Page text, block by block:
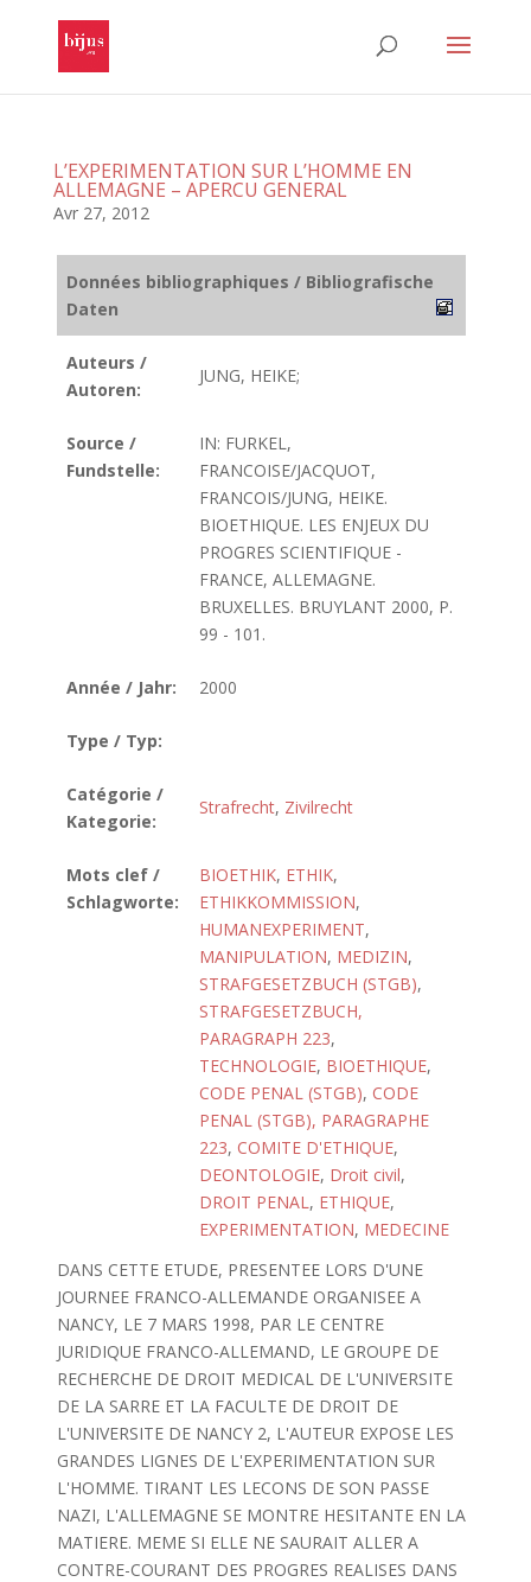
L’EXPERIMENTATION SUR L’HOMME EN
ALLEMAGNE – APERCU GENERAL
Avr 27, 2012
Données bibliographiques / Bibliografische
Daten
Auteurs /
Autoren:
JUNG, HEIKE;
Source /
Fundstelle:
IN: FURKEL,
FRANCOISE/JACQUOT,
FRANCOIS/JUNG, HEIKE.
BIOETHIQUE. LES ENJEUX DU
PROGRES SCIENTIFIQUE -
FRANCE, ALLEMAGNE.
BRUXELLES. BRUYLANT 2000, P.
99 - 101.
Année / Jahr: 2000
Type / Typ:
Catégorie /
Kategorie:
Strafrecht, Zivilrecht
Mots clef /
Schlagworte:
BIOETHIK, ETHIK,
ETHIKKOMMISSION,
HUMANEXPERIMENT,
MANIPULATION, MEDIZIN,
STRAFGESETZBUCH (STGB),
STRAFGESETZBUCH,
PARAGRAPH 223,
TECHNOLOGIE, BIOETHIQUE,
CODE PENAL (STGB), CODE
PENAL (STGB), PARAGRAPHE
223, COMITE D'ETHIQUE,
DEONTOLOGIE, Droit civil,
DROIT PENAL, ETHIQUE,
EXPERIMENTATION, MEDECINE
DANS CETTE ETUDE, PRESENTEE LORS D'UNE
JOURNEE FRANCO-ALLEMANDE ORGANISEE A
NANCY, LE 7 MARS 1998, PAR LE CENTRE
JURIDIQUE FRANCO-ALLEMAND, LE GROUPE DE
RECHERCHE DE DROIT MEDICAL DE L'UNIVERSITE
DE LA SARRE ET LA FACULTE DE DROIT DE
L'UNIVERSITE DE NANCY 2, L'AUTEUR EXPOSE LES
GRANDES LIGNES DE L'EXPERIMENTATION SUR
L'HOMME. TIRANT LES LECONS DE SON PASSE
NAZI, L'ALLEMAGNE SE MONTRE HESITANTE EN LA
MATIERE. MEME SI ELLE NE SAURAIT ALLER A
CONTRE-COURANT DES PROGRES REALISES DANS